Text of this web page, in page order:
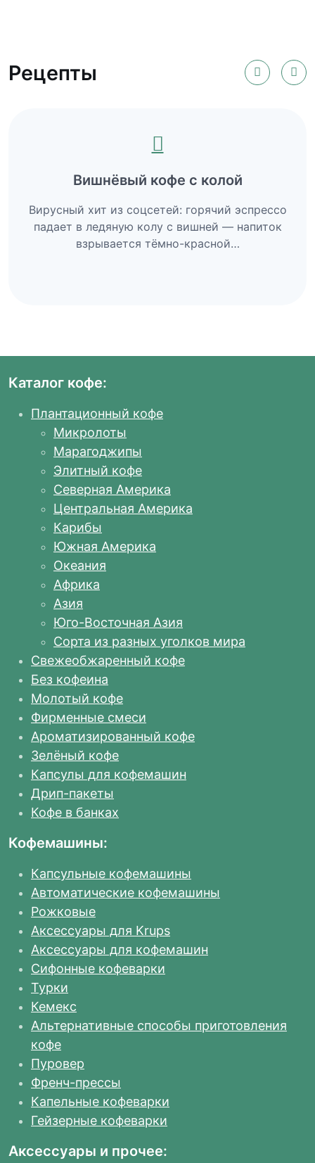
Рецепты
Вишнёвый кофе с колой
Вирусный хит из соцсетей: горячий эспрессо
падает в ледяную колу с вишней — напиток
взрывается тёмно-красной…
Каталог кофе:
Плантационный кофе
Микролоты
Марагоджипы
Элитный кофе
Северная Америка
Центральная Америка
Карибы
Южная Америка
Океания
Африка
Азия
Юго-Восточная Азия
Сорта из разных уголков мира
Свежеобжаренный кофе
Без кофеина
Молотый кофе
Фирменные смеси
Ароматизированный кофе
Зелёный кофе
Капсулы для кофемашин
Дрип-пакеты
Кофе в банках
Кофемашины:
Капсульные кофемашины
Автоматические кофемашины
Рожковые
Аксессуары для Krups
Аксессуары для кофемашин
Сифонные кофеварки
Турки
Кемекс
Альтернативные способы приготовления
кофе
Пуровер
Френч-прессы
Капельные кофеварки
Гейзерные кофеварки
Аксессуары и прочее: